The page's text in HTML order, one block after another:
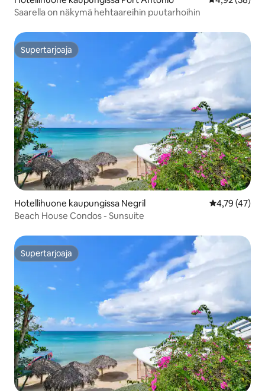
Saarella on näkymä hehtaareihin puutarhoihin
Supertarjoaja
Supertarjoaja
Hotellihuone kaupungissa Negril
4,79 (47)
Beach House Condos - Sunsuite
Supertarjoaja
Supertarjoaja